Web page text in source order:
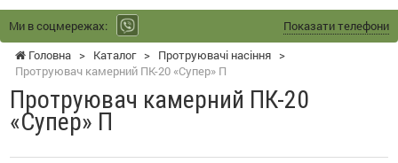
Ми в соцмережах:
Показати телефони
Головна > Каталог > Протруювачі насіння >
Протруювач камерний ПК-20 «Супер» П
Протруювач камерний ПК-20
«Супер» П